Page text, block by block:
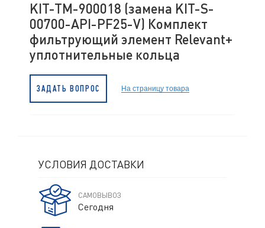
KIT-TM-900018 (замена KIT-S-
00700-API-PF25-V) Комплект
фильтрующий элемент Relevant+
уплотнительные кольца
ЗАДАТЬ ВОПРОС На страницу товара
УСЛОВИЯ ДОСТАВКИ
САМОВЫВОЗ
Сегодня